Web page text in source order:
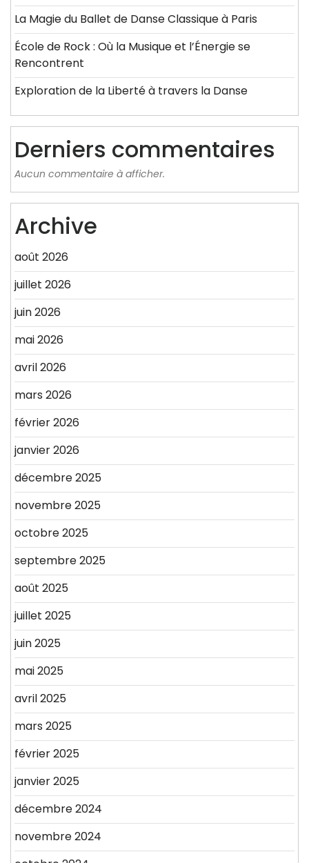
La Magie du Ballet de Danse Classique à Paris
École de Rock : Où la Musique et l’Énergie se
Rencontrent
Exploration de la Liberté à travers la Danse
Derniers commentaires
Aucun commentaire à afficher.
Archive
août 2026
juillet 2026
juin 2026
mai 2026
avril 2026
mars 2026
février 2026
janvier 2026
décembre 2025
novembre 2025
octobre 2025
septembre 2025
août 2025
juillet 2025
juin 2025
mai 2025
avril 2025
mars 2025
février 2025
janvier 2025
décembre 2024
novembre 2024